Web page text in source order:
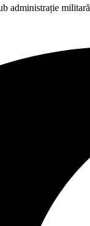
administrație militară